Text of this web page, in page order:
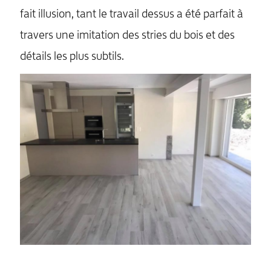
fait illusion, tant le travail dessus a été parfait à
travers une imitation des stries du bois et des
détails les plus subtils.